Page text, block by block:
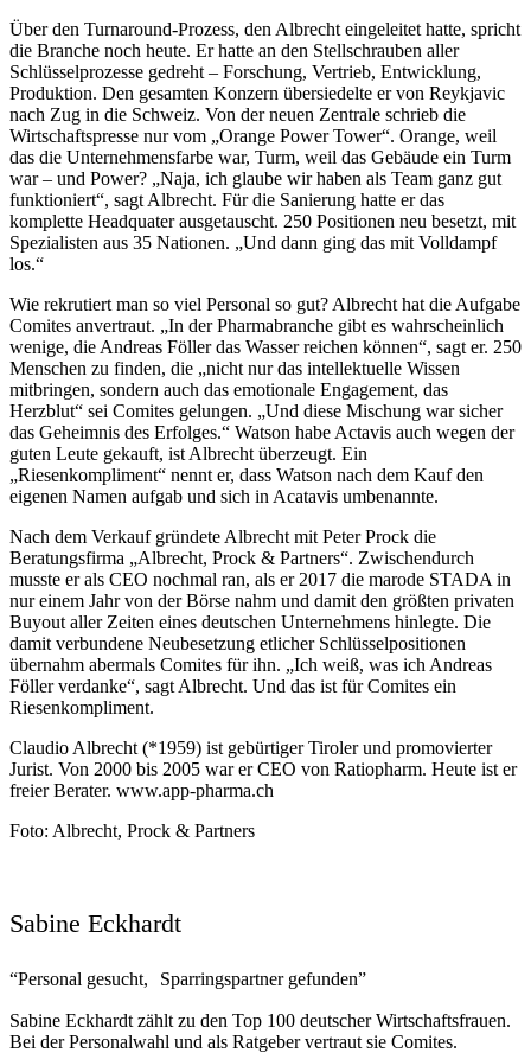
Über den Turnaround-Prozess, den Albrecht eingeleitet hatte, spricht
die Branche noch heute. Er hatte an den Stellschrauben aller
Schlüsselprozesse gedreht – Forschung, Vertrieb, Entwicklung,
Produktion. Den gesamten Konzern übersiedelte er von Reykjavic
nach Zug in die Schweiz. Von der neuen Zentrale schrieb die
Wirtschaftspresse nur vom „Orange Power Tower“. Orange, weil
das die Unternehmensfarbe war, Turm, weil das Gebäude ein Turm
war – und Power? „Naja, ich glaube wir haben als Team ganz gut
funktioniert“, sagt Albrecht. Für die Sanierung hatte er das
komplette Headquater ausgetauscht. 250 Positionen neu besetzt, mit
Spezialisten aus 35 Nationen. „Und dann ging das mit Volldampf
los.“
Wie rekrutiert man so viel Personal so gut? Albrecht hat die Aufgabe
Comites anvertraut. „In der Pharmabranche gibt es wahrscheinlich
wenige, die Andreas Föller das Wasser reichen können“, sagt er. 250
Menschen zu finden, die „nicht nur das intellektuelle Wissen
mitbringen, sondern auch das emotionale Engagement, das
Herzblut“ sei Comites gelungen. „Und diese Mischung war sicher
das Geheimnis des Erfolges.“ Watson habe Actavis auch wegen der
guten Leute gekauft, ist Albrecht überzeugt. Ein
„Riesenkompliment“ nennt er, dass Watson nach dem Kauf den
eigenen Namen aufgab und sich in Acatavis umbenannte.
Nach dem Verkauf gründete Albrecht mit Peter Prock die
Beratungsfirma „Albrecht, Prock & Partners“. Zwischendurch
musste er als CEO nochmal ran, als er 2017 die marode STADA in
nur einem Jahr von der Börse nahm und damit den größten privaten
Buyout aller Zeiten eines deutschen Unternehmens hinlegte. Die
damit verbundene Neubesetzung etlicher Schlüsselpositionen
übernahm abermals Comites für ihn. „Ich weiß, was ich Andreas
Föller verdanke“, sagt Albrecht. Und das ist für Comites ein
Riesenkompliment.
Claudio Albrecht (*1959) ist gebürtiger Tiroler und promovierter
Jurist. Von 2000 bis 2005 war er CEO von Ratiopharm. Heute ist er
freier Berater. www.app-pharma.ch
Foto: Albrecht, Prock & Partners
Sabine Eckhardt
“Personal gesucht, Sparringspartner gefunden”
Sabine Eckhardt zählt zu den Top 100 deutscher Wirtschaftsfrauen.
Bei der Personalwahl und als Ratgeber vertraut sie Comites.